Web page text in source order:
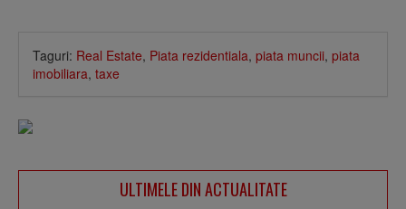
Taguri: Real Estate, Piata rezidentiala, piata muncii, piata
imobiliara, taxe
ULTIMELE DIN ACTUALITATE